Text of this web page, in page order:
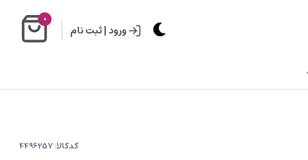
ورود|ثبت نام
0
کدکالا: